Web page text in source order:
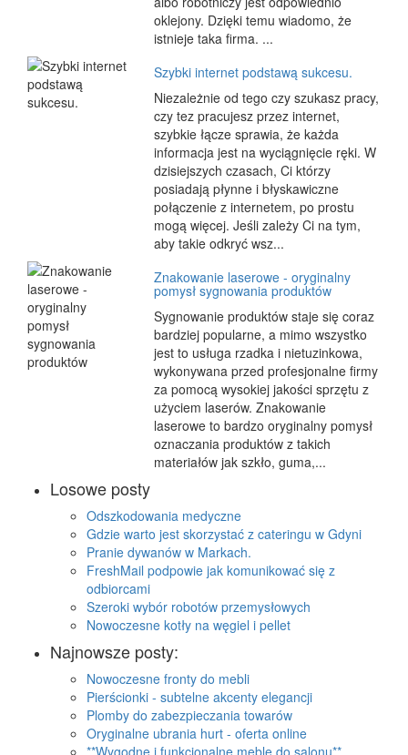
oklejony. Dzięki temu wiadomo, że
istnieje taka firma. ...
Szybki internet podstawą sukcesu.
Niezależnie od tego czy szukasz pracy,
czy tez pracujesz przez internet,
szybkie łącze sprawia, że każda
informacja jest na wyciągnięcie ręki. W
dzisiejszych czasach, Ci którzy
posiadają płynne i błyskawiczne
połączenie z internetem, po prostu
mogą więcej. Jeśli zależy Ci na tym,
aby takie odkryć wsz...
Znakowanie laserowe - oryginalny
pomysł sygnowania produktów
Sygnowanie produktów staje się coraz
bardziej popularne, a mimo wszystko
jest to usługa rzadka i nietuzinkowa,
wykonywana przed profesjonalne firmy
za pomocą wysokiej jakości sprzętu z
użyciem laserów. Znakowanie
laserowe to bardzo oryginalny pomysł
oznaczania produktów z takich
materiałów jak szkło, guma,...
Losowe posty
Odszkodowania medyczne
Gdzie warto jest skorzystać z cateringu w Gdyni
Pranie dywanów w Markach.
FreshMail podpowie jak komunikować się z
odbiorcami
Szeroki wybór robotów przemysłowych
Nowoczesne kotły na węgiel i pellet
Najnowsze posty:
Nowoczesne fronty do mebli
Pierścionki - subtelne akcenty elegancji
Plomby do zabezpieczania towarów
Oryginalne ubrania hurt - oferta online